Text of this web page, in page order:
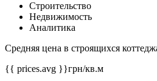
Строительство
Недвижимость
Аналитика
Средняя цена в строящихся
{{ prices.avg }}грн/кв.м